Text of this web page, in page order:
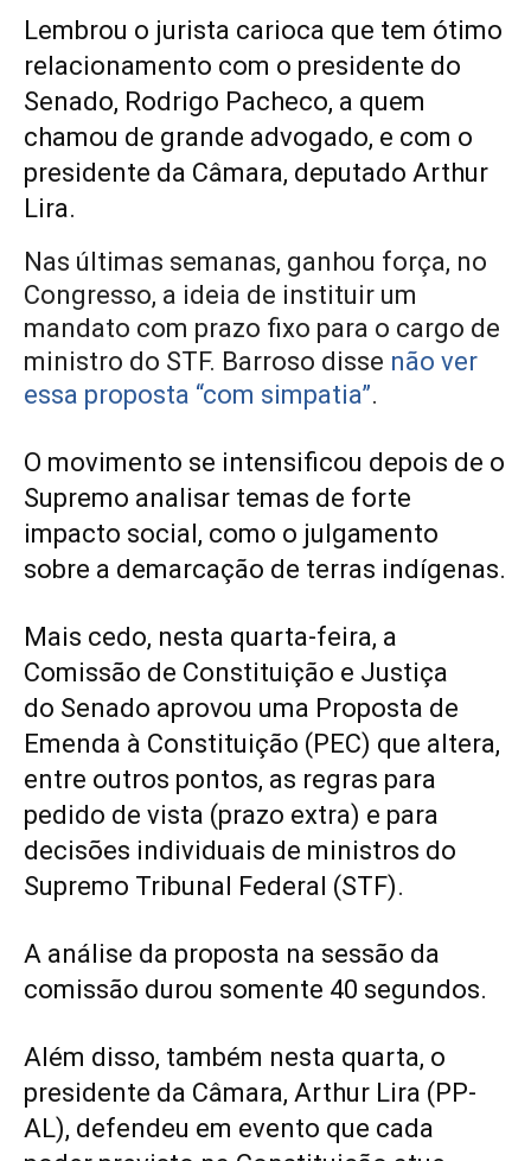
Lembrou o jurista carioca que tem ótimo
relacionamento com o presidente do
Senado, Rodrigo Pacheco, a quem
chamou de grande advogado, e com o
presidente da Câmara, deputado Arthur
Lira.
Nas últimas semanas, ganhou força, no
Congresso, a ideia de instituir um
mandato com prazo fixo para o cargo de
ministro do STF. Barroso disse não ver
essa proposta “com simpatia”.
O movimento se intensificou depois de o
Supremo analisar temas de forte
impacto social, como o julgamento
sobre a demarcação de terras indígenas.
Mais cedo, nesta quarta-feira, a
Comissão de Constituição e Justiça
do Senado aprovou uma Proposta de
Emenda à Constituição (PEC) que altera,
entre outros pontos, as regras para
pedido de vista (prazo extra) e para
decisões individuais de ministros do
Supremo Tribunal Federal (STF).
A análise da proposta na sessão da
comissão durou somente 40 segundos.
Além disso, também nesta quarta, o
presidente da Câmara, Arthur Lira (PP-
AL), defendeu em evento que cada